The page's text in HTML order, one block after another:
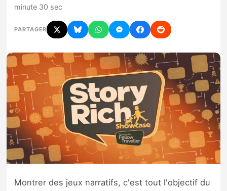
Mises à jour
Chiffres de ventes
Rumeurs
Nintendo Direct
Tests et previews
Tests de jeux
Tests d’accessoires
minute 30 sec
PARTAGER
Montrer des jeux narratifs, c'est tout l'objectif du